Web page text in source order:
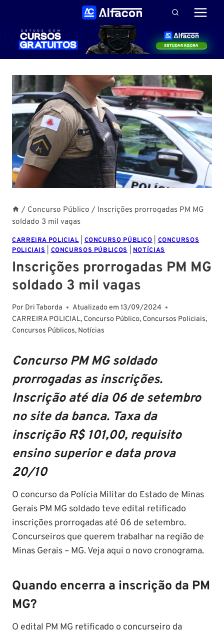
Conteúdo
/ Concurso Público / Inscrições prorrogadas PM MG
soldado 3 mil vagas
CARREIRA POLICIAL|CONCURSO PÚBLICO|CONCURSOS
POLICIAIS|CONCURSOS PÚBLICOS|NOTÍCIAS
Inscrições prorrogadas PM MG
soldado 3 mil vagas
Por Dri Taborda Atualizado em 13/09/2024
CARREIRA POLICIAL, Concurso Público, Concursos Policiais,
Concursos Públicos, Notícias
Concurso PM MG soldado
prorrogadas as inscrições.
Inscrição até dia 06 de setembro
no site da banca. Taxa da
inscrição R$ 101,00, requisito
ensino superior e data prova
20/10
O concurso da Polícia Militar do Estado de Minas
Gerais PM MG soldado teve edital retificado
inscrições prorrogadas até 06 de setembro.
Concurseiros que querem trabalhar na região de
Minas Gerais – MG. Veja aqui o novo cronograma.
Quando encerra a inscrição da PM
MG?
O edital PM MG retificado o concurseiro da